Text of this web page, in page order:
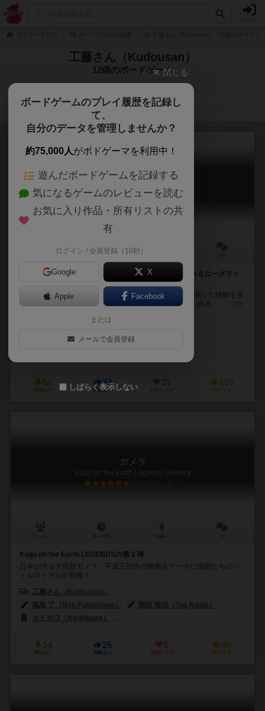
工藤さん（Kudousan）
12個のボードゲーム
検索メニュー
デックローグ：リロード
Deck Rogue: Reload
30分前後
デッキを強化して最奥のモンスターを倒せ！何度も遊べるローグライ
□ストーリー 「残ったのは...このガラクタだけか...」 荒廃した故郷を見
つめながら、震える手で 5 つの粗末なアイテムを握りしめる。 「この
なるみち（Narumichi）
52
興味あり
37
経験あり
33
お気に入り
110
持ってる
ガメラ
Kaiju on the Earth Legends Gamera
6.1
Kaiju on the Earth LEGENDSの第２弾
日本が誇る大怪獣ガメラ。平成三部作の映画をテーマに怪獣たちのバ
トルロイヤルが勃発！
工藤さん（Kudousan）
福島 了（Ryo Fukushima）
開田 裕治（Yuji Kaida）
カドカワ（Kadokawa）
14
興味あり
25
経験あり
5
お気に入り
40
持ってる
閉じる
ボードゲームのプレイ履歴を記録し
て、
自分のデータを管理しませんか？
約75,000人がボドゲーマを利用中！
遊んだボードゲームを記録する
気になるゲームのレビューを読む
お気に入り作品・所有リストの共
有
ログイン / 会員登録（10秒）
Google X
Apple Facebook
または
メールで会員登録
しばらく表示しない